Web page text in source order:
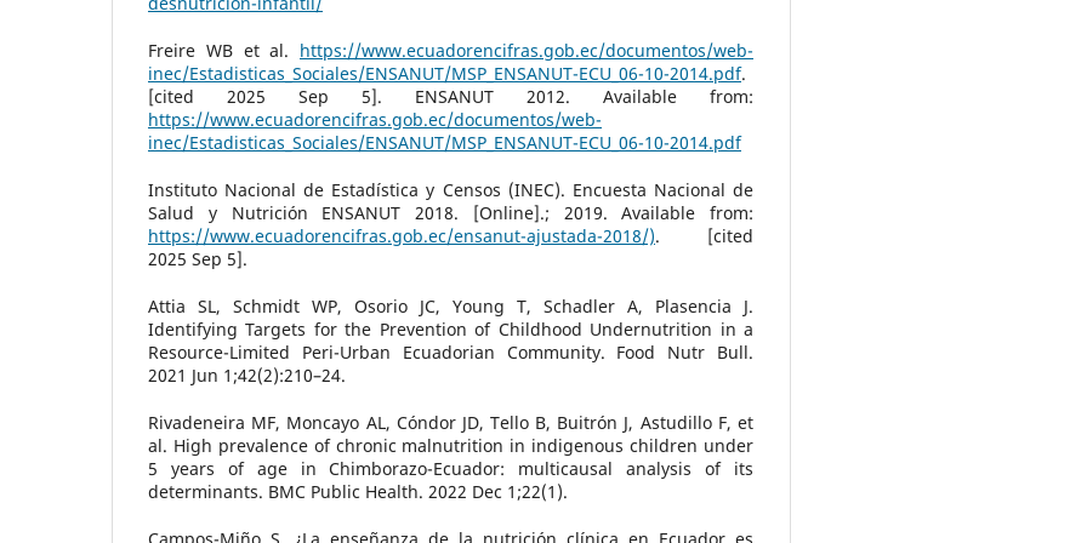
Freire WB et al. https://www.ecuadorencifras.gob.ec/documentos/web-
inec/Estadisticas_Sociales/ENSANUT/MSP_ENSANUT-ECU_06-10-2014.pdf.
[cited 2025 Sep 5]. ENSANUT 2012. Available from:
https://www.ecuadorencifras.gob.ec/documentos/web-
inec/Estadisticas_Sociales/ENSANUT/MSP_ENSANUT-ECU_06-10-2014.pdf
Instituto Nacional de Estadística y Censos (INEC). Encuesta Nacional de
Salud y Nutrición ENSANUT 2018. [Online].; 2019. Available from:
https://www.ecuadorencifras.gob.ec/ensanut-ajustada-2018/). [cited
2025 Sep 5].
Attia SL, Schmidt WP, Osorio JC, Young T, Schadler A, Plasencia J.
Identifying Targets for the Prevention of Childhood Undernutrition in a
Resource-Limited Peri-Urban Ecuadorian Community. Food Nutr Bull.
2021 Jun 1;42(2):210–24.
Rivadeneira MF, Moncayo AL, Cóndor JD, Tello B, Buitrón J, Astudillo F, et
al. High prevalence of chronic malnutrition in indigenous children under
5 years of age in Chimborazo-Ecuador: multicausal analysis of its
determinants. BMC Public Health. 2022 Dec 1;22(1).
Campos-Miño S. ¿La enseñanza de la nutrición clínica en Ecuador es